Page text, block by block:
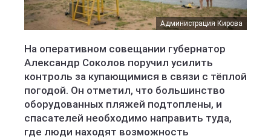
Администрация Кирова
На оперативном совещании губернатор
Александр Соколов поручил усилить
контроль за купающимися в связи с тёплой
погодой. Он отметил, что большинство
оборудованных пляжей подтоплены, и
спасателей необходимо направить туда,
где люди находят возможность